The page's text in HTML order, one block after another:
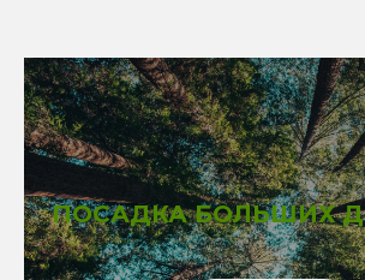
ПОСАДКА БОЛЬШИХ